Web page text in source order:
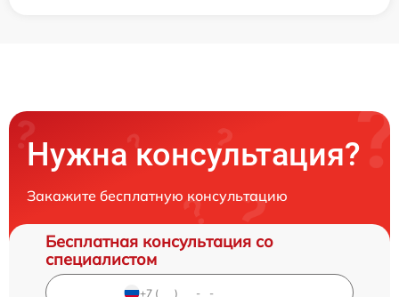
Нужна консультация?
Закажите бесплатную консультацию
Бесплатная консультация со
специалистом